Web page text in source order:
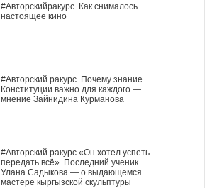
#Авторскийракурс. Как снималось
настоящее кино
#Авторский ракурс. Почему знание
Конституции важно для каждого —
мнение Зайнидина Курманова
#Авторский ракурс.«Он хотел успеть
передать всё». Последний ученик
Улана Садыкова — о выдающемся
мастере кыргызской скульптуры